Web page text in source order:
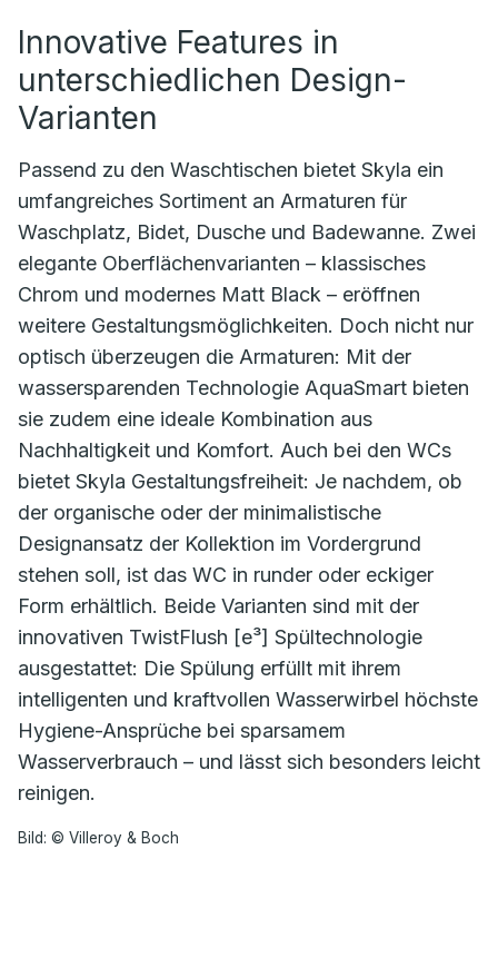
Innovative Features in
unterschiedlichen Design-
Varianten
Passend zu den Waschtischen bietet Skyla ein
umfangreiches Sortiment an Armaturen für
Waschplatz, Bidet, Dusche und Badewanne. Zwei
elegante Oberflächenvarianten – klassisches
Chrom und modernes Matt Black – eröffnen
weitere Gestaltungsmöglichkeiten. Doch nicht nur
optisch überzeugen die Armaturen: Mit der
wassersparenden Technologie AquaSmart bieten
sie zudem eine ideale Kombination aus
Nachhaltigkeit und Komfort. Auch bei den WCs
bietet Skyla Gestaltungsfreiheit: Je nachdem, ob
der organische oder der minimalistische
Designansatz der Kollektion im Vordergrund
stehen soll, ist das WC in runder oder eckiger
Form erhältlich. Beide Varianten sind mit der
innovativen TwistFlush [e³] Spültechnologie
ausgestattet: Die Spülung erfüllt mit ihrem
intelligenten und kraftvollen Wasserwirbel höchste
Hygiene-Ansprüche bei sparsamem
Wasserverbrauch – und lässt sich besonders leicht
reinigen.
Bild: © Villeroy & Boch